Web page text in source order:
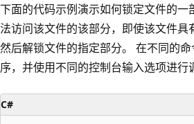
下面的代码示例演示如何锁定文件的一
法访问该文件的该部分，即使该文件具
然后解锁文件的指定部分。 在不同的
序，并使用不同的控制台输入选项进行
C#